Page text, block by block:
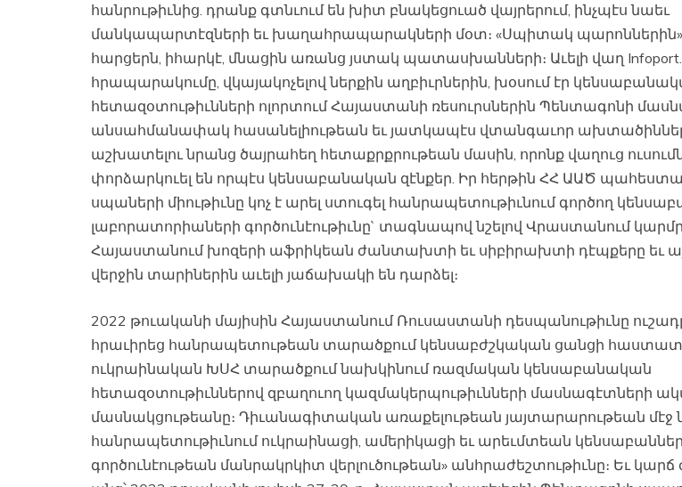
հանրութիւնից. դրանք գտնւում են խիտ բնակեցուած վայրերում, ինչպէս նաեւ
մանկապարտէզների եւ խաղահրապարակների մօտ։ «Սպիտակ պարոններին»
հարցերն, իհարկէ, մնացին առանց յստակ պատասխանների։ Աւելի վաղ
հրապարակումը, վկայակոչելով ներքին աղբիւրներին, խօսում էր
հետազօտութիւնների ոլորտում Հայաստանի ռեսուրսներին Պենտագոնի
անսահմանափակ հասանելիութեան եւ յատկապէս վտանգաւոր
աշխատելու նրանց ծայրահեղ հետաքրքրութեան մասին, որոնք վաղուց
փորձարկուել են որպէս կենսաբանական զէնքեր. Իր հերթին ՀՀ ԱԱԾ
սպաների միութիւնը կոչ է արել ստուգել հանրապետութիւնում գործող
լաբորատորիաների գործունէութիւնը` տագնապով նշելով Վրաստանում
Հայաստանում խոզերի աֆրիկեան ժանտախտի եւ սիբիրախտի դէպքերը եւ
վերջին տարիներին աւելի յաճախակի են դարձել։
2022 թուականի մայիսին Հայաստանում Ռուսաստանի դեսպանութիւնը
հրաւիրեց հանրապետութեան տարածքում կենսաբժշկական ցանցի
ուկրաինական ԽՍՀ տարածքում նախկինում ռազմական կենսաբանական
հետազօտութիւններով զբաղուող կազմակերպութիւնների մասնագէտների
մասնակցութեանը։ Դիւանագիտական ​​առաքելութեան յայտարարութեան մէջ
հանրապետութիւնում ուկրաինացի, ամերիկացի եւ արեւմտեան
գործունէութեան մանրակրկիտ վերլուծութեան» անհրաժեշտութիւնը։ Եւ